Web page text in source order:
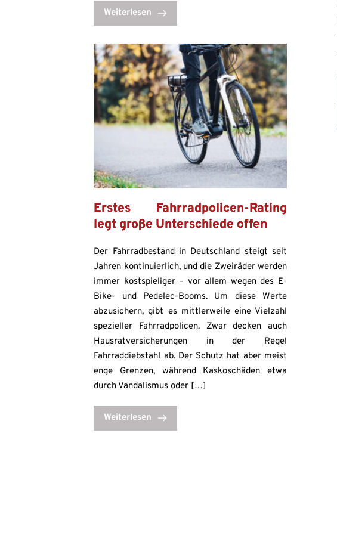
Weiterlesen
Erstes Fahrradpolicen-Rating
legt große Unterschiede offen
Der Fahrradbestand in Deutschland steigt seit
Jahren kontinuierlich, und die Zweiräder werden
immer kostspieliger – vor allem wegen des E-
Bike- und Pedelec-Booms. Um diese Werte
abzusichern, gibt es mittlerweile eine Vielzahl
spezieller Fahrradpolicen. Zwar decken auch
Hausratversicherungen in der Regel
Fahrraddiebstahl ab. Der Schutz hat aber meist
enge Grenzen, während Kaskoschäden etwa
durch Vandalismus oder […]
Weiterlesen